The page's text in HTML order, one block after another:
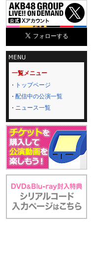
一覧メニュー
トップページ
配信中の公演一覧
ニュース一覧